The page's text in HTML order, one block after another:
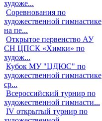
художе...
Соревнования по
художественной гимнастике
на пе...
Открытое первенство АУ
СН ЦПСК «Химки» по
худож...
Кубок МУ "ЦДЮС" по
художественной гимнастике
ср...
Всероссийский турнир по
художественной гимнасти...
IV открытый турнир по